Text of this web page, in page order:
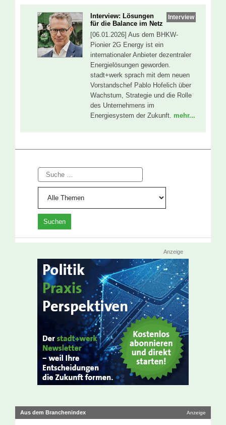
Interview
Interview: Lösungen
für die Balance im Netz
[06.01.2026] Aus dem BHKW-
Pionier 2G Energy ist ein
internationaler Anbieter dezentraler
Energielösungen geworden.
stadt+werk sprach mit dem neuen
Vorstandschef Pablo Hofelich über
Wachstum, Strategie und die Rolle
des Unternehmens im
Energiesystem der Zukunft. mehr...
Suche
Anzeige
Aus dem Branchenindex Anzeige